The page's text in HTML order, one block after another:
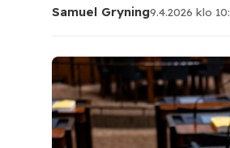
Samuel Gryning9.4.2026 klo